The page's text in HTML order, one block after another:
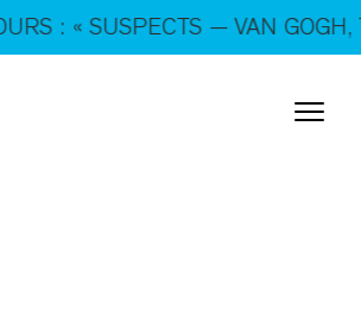
les jours : « SUSPECTS — VAN
& CO. »
: « SUSPECTS — VAN GOGH,